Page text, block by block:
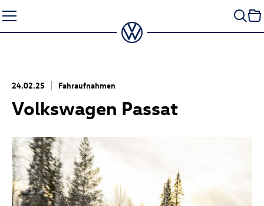
Seiteninhalt
springen
24.02.25 Fahraufnahmen
Volkswagen Passat